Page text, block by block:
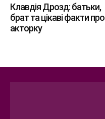
Клавдія Дрозд: батьки,
брат та цікаві факти про
акторку